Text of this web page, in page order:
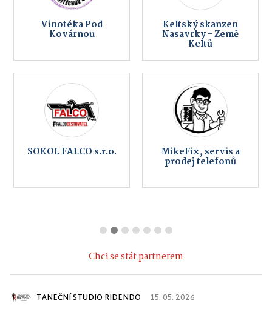
Vinotéka Pod
Kovárnou
Keltský skanzen
Nasavrky - Země
Keltů
SOKOL FALCO s.r.o. MikeFix, servis a
prodej telefonů
Chci se stát partnerem
TANEČNÍ STUDIO RIDENDO 15. 05. 2026